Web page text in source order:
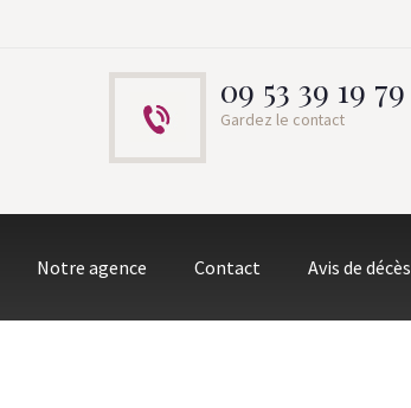
09 53 39 19 79
Gardez le contact
Notre agence Contact Avis de décès